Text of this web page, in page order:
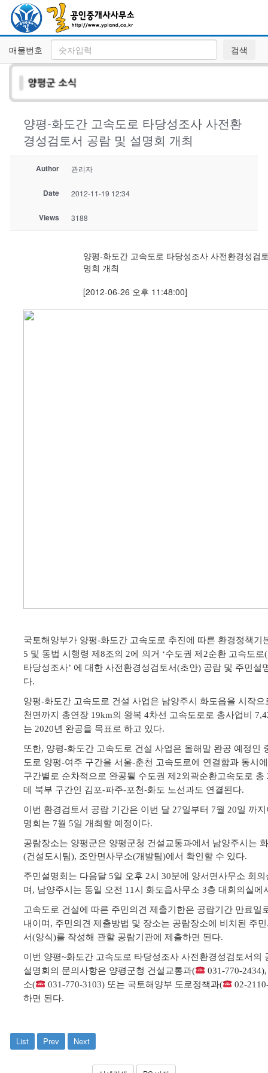
매물번호 검색
양평-화도간 고속도로 타당성조사 사전환
경성검토서 공람 및 설명회 개최
Author 관리자
Date 2012-11-19 12:34
Views 3188
양평-화도간 고속도로 타당성조사 사전환경성검
명회 개최
[2012-06-26 오후 11:48:00]
국토해양부가 양평-화도간 고속도로 추진에 따른 환경정책기
5 및 동법 시행령 제8조의 2에 의거 ‘수도권 제2순환 고속도로(
타당성조사’ 에 대한 사전환경성검토서(초안) 공람 및 주민설
다.
양평-화도간 고속도로 건설 사업은 남양주시 화도읍을 시작
천면까지 총연장 19km의 왕복4차선 고속도로로 총사업비
는 2020년 완공을 목표로 하고 있다.
또한, 양평-화도간 고속도로 건설 사업은 올해말 완공 예정인
도로 양평-여주 구간을 서울-춘천 고속도로에 연결함과 동시
구간별로 순차적으로 완공될 수도권 제2외곽순환고속도로 총
데 북부 구간인 김포-파주-포천-화도 노선과도 연결된다.
이번 환경검토서 공람 기간은 이번 달 27일부터 7월 20일 까
명회는 7월 5일 개최할 예정이다.
공람장소는 양평군은 양평군청 건설교통과에서 남양주시는
(건설도시팀), 조안면사무소(개발팀)에서 확인할 수 있다.
주민설명회는 다음달 5일 오후 2시30분에 양서면사무소 회
며, 남양주시는 동일 오전 11시 화도읍사무소3층 대회의실에
고속도로 건설에 따른 주민의견 제출기한은 공람기간 만료일
내이며, 주민의견 제출방법 및 장소는 공람장소에 비치된 주
서(양식)를 작성해 관할 공람기관에 제출하면 된다.
이번 양평~화도간 고속도로 타당성조사 사전환경성검토서의
설명회의 문의사항은 양평군청 건설교통과( 031-770-
소( 031-770-3103) 또는 국토해양부 도로정책과( 02-
하면 된다.
List Prev Next